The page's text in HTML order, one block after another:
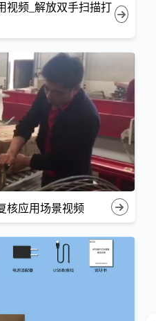
视频_解放双手扫描打
核应用场景视频